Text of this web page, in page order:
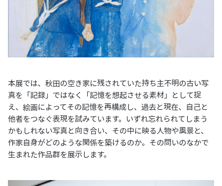
本展では、秋田の空き家に残されていた持ち主不明の古い写
真を「記録」ではなく「記憶を想起させる素材」として捉
え、絵画によってその記憶を再構成し、過去と現在、自己と
他者をつなぐ表現を試みています。いずれ忘れられてしまう
かもしれない写真と向き合い、その中に映る人物や風景と、
作家自身がどのような関係を築けるのか。その問いのなかで
生まれた作品群を展示します。